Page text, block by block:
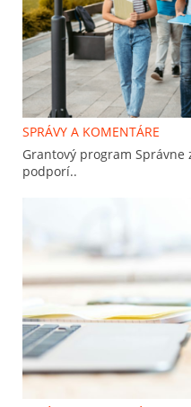
SPRÁVY A KOMENTÁRE
Grantový program Správne
podporí..